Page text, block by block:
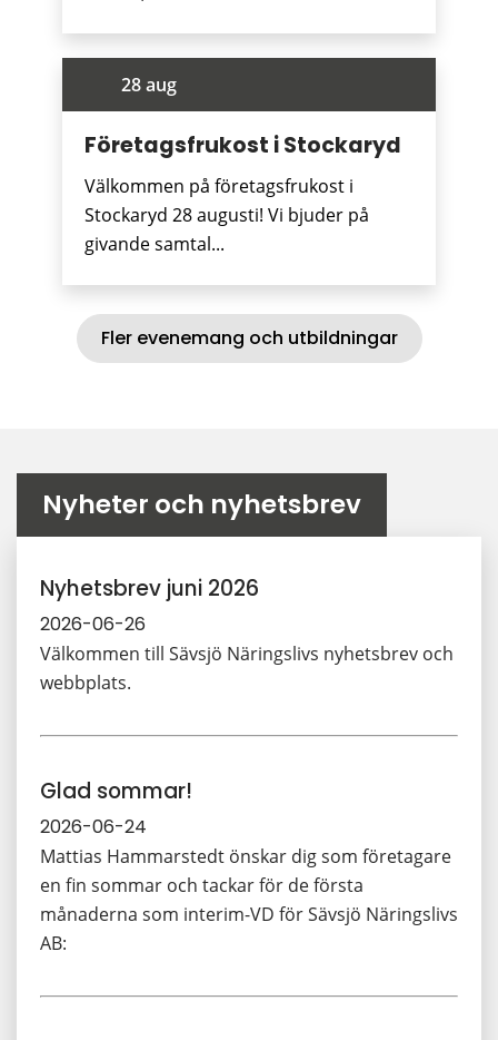
28 aug
Företagsfrukost i Stockaryd
Välkommen på företagsfrukost i
Stockaryd 28 augusti! Vi bjuder på
givande samtal...
Fler evenemang och utbildningar
Nyheter och nyhetsbrev
Nyhetsbrev juni 2026
2026-06-26
Välkommen till Sävsjö Näringslivs nyhetsbrev och
webbplats.
Glad sommar!
2026-06-24
Mattias Hammarstedt önskar dig som företagare
en fin sommar och tackar för de första
månaderna som interim-VD för Sävsjö Näringslivs
AB: